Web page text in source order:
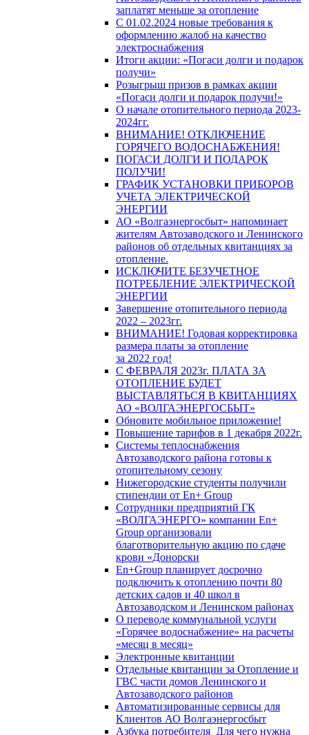
заплатят меньше за отопление
С 01.02.2024 новые требования к
оформлению жалоб на качество
электроснабжения
Итоги акции: «Погаси долги и подарок
получи»
Розыгрыш призов в рамках акции
«Погаси долги и подарок получи!»
О начале отопительного периода 2023-
2024гг.
ВНИМАНИЕ! ОТКЛЮЧЕНИЕ
ГОРЯЧЕГО ВОДОСНАБЖЕНИЯ!
ПОГАСИ ДОЛГИ И ПОДАРОК
ПОЛУЧИ!
ГРАФИК УСТАНОВКИ ПРИБОРОВ
УЧЕТА ЭЛЕКТРИЧЕСКОЙ
ЭНЕРГИИ
АО «Волгаэнергосбыт» напоминает
жителям Автозаводского и Ленинского
районов об отдельных квитанциях за
отопление.
ИСКЛЮЧИТЕ БЕЗУЧЕТНОЕ
ПОТРЕБЛЕНИЕ ЭЛЕКТРИЧЕСКОЙ
ЭНЕРГИИ
Завершение отопительного периода
2022 – 2023гг.
ВНИМАНИЕ! Годовая корректировка
размера платы за отопление
за 2022 год!
С ФЕВРАЛЯ 2023г. ПЛАТА ЗА
ОТОПЛЕНИЕ БУДЕТ
ВЫСТАВЛЯТЬСЯ В КВИТАНЦИЯХ
АО «ВОЛГАЭНЕРГОСБЫТ»
Обновите мобильное приложение!
Повышение тарифов в 1 декабря 2022г.
Системы теплоснабжения
Автозаводского района готовы к
отопительному сезону
Нижегородские студенты получили
стипендии от En+ Group
Сотрудники предприятий ГК
«ВОЛГАЭНЕРГО» компании En+
Group организовали
благотворительную акцию по сдаче
крови «Донорски
En+Group планирует досрочно
подключить к отоплению почти 80
детских садов и 40 школ в
Автозаводском и Ленинском районах
О переводе коммунальной услуги
«Горячее водоснабжение» на расчеты
«месяц в месяц»
Электронные квитанции
Отдельные квитанции за Отопление и
ГВС части домов Ленинского и
Автозаводского районов
Автоматизированные сервисы для
Клиентов АО Волгаэнергосбыт
Азбука потребителя_Для чего нужна